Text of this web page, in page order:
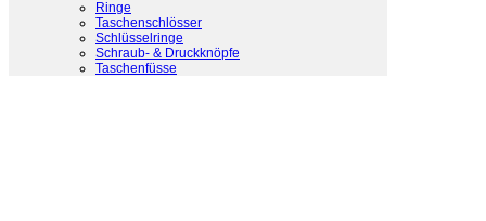
Ringe
Taschenschlösser
Schlüsselringe
Schraub- & Druckknöpfe
Taschenfüsse